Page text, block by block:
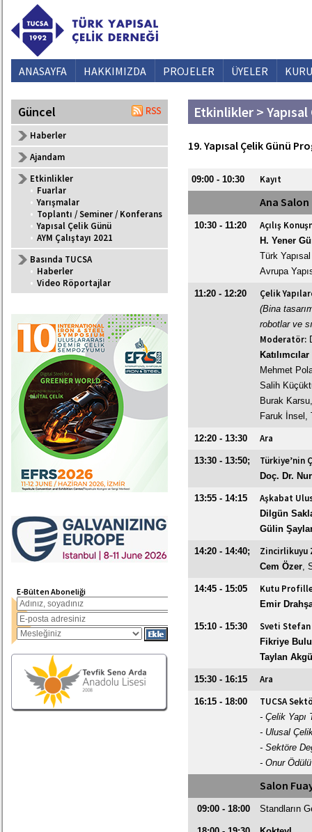
ANASAYFA HAKKIMIZDA PROJELER ÜYELER
Güncel
Haberler
Ajandam
Etkinlikler
• Fuarlar
• Yarışmalar
• Toplantı / Seminer / Konferans
• Yapısal Çelik Günü
• AYM Çalıştayı 2021
Basında TUCSA
• Haberler
• Video Röportajlar
E-Bülten Aboneliği
Etkinlikler >
19. Yapısal Çelik Günü
09:00 - 10:30 Kayıt
Ana Salon
10:30 - 11:20 Açılış
H. Yener
Türk
Avrupa
11:20 - 12:20 Çelik
(Bina
robotlar ve
Moderatör:
Katılımcılar
Mehmet
Salih
Burak Karsu
Faruk İnsel ,
12:20 - 13:30 Ara
13:30 - 13:50; Türkiye’nin
Doç. Dr.
13:55 - 14:15 Aşkabat
Dilgün
Gülin
14:20 - 14:40; Zincirlikuyu
Cem Özer,
14:45 - 15:05 Kutu
Emir
15:10 - 15:30 Sveti
Fikriye
Taylan
15:30 - 16:15 Ara
16:15 - 18:00 TUCSA
- Çelik Yapı
- Ulusal
- Sektöre
- Onur Ödülü
Salon
09:00 - 18:00 Standların